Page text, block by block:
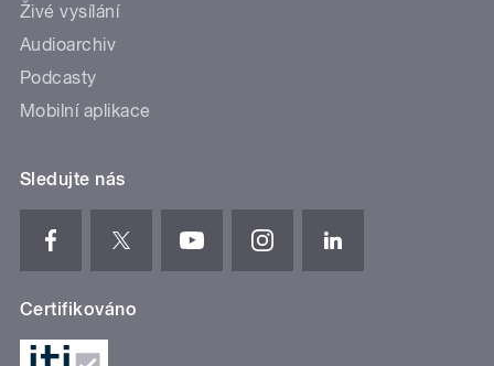
Živé vysílání
Audioarchiv
Podcasty
Mobilní aplikace
Sledujte nás
Certifikováno